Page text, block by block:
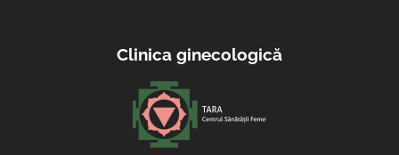
Clinica ginecologică